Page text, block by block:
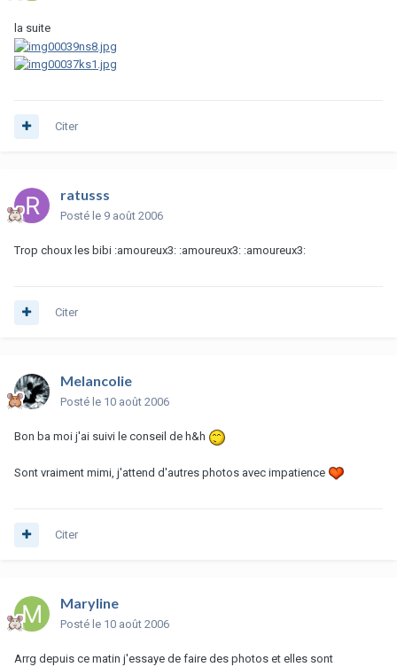
la suite
Citer
ratusss
Posté le 9 août 2006
Trop choux les bibi :amoureux3: :amoureux3: :amoureux3:
Citer
Melancolie
Posté le 10 août 2006
Bon ba moi j'ai suivi le conseil de h&h
Sont vraiment mimi, j'attend d'autres photos avec impatience
Citer
Maryline
Posté le 10 août 2006
Arrg depuis ce matin j'essaye de faire des photos et elles sont